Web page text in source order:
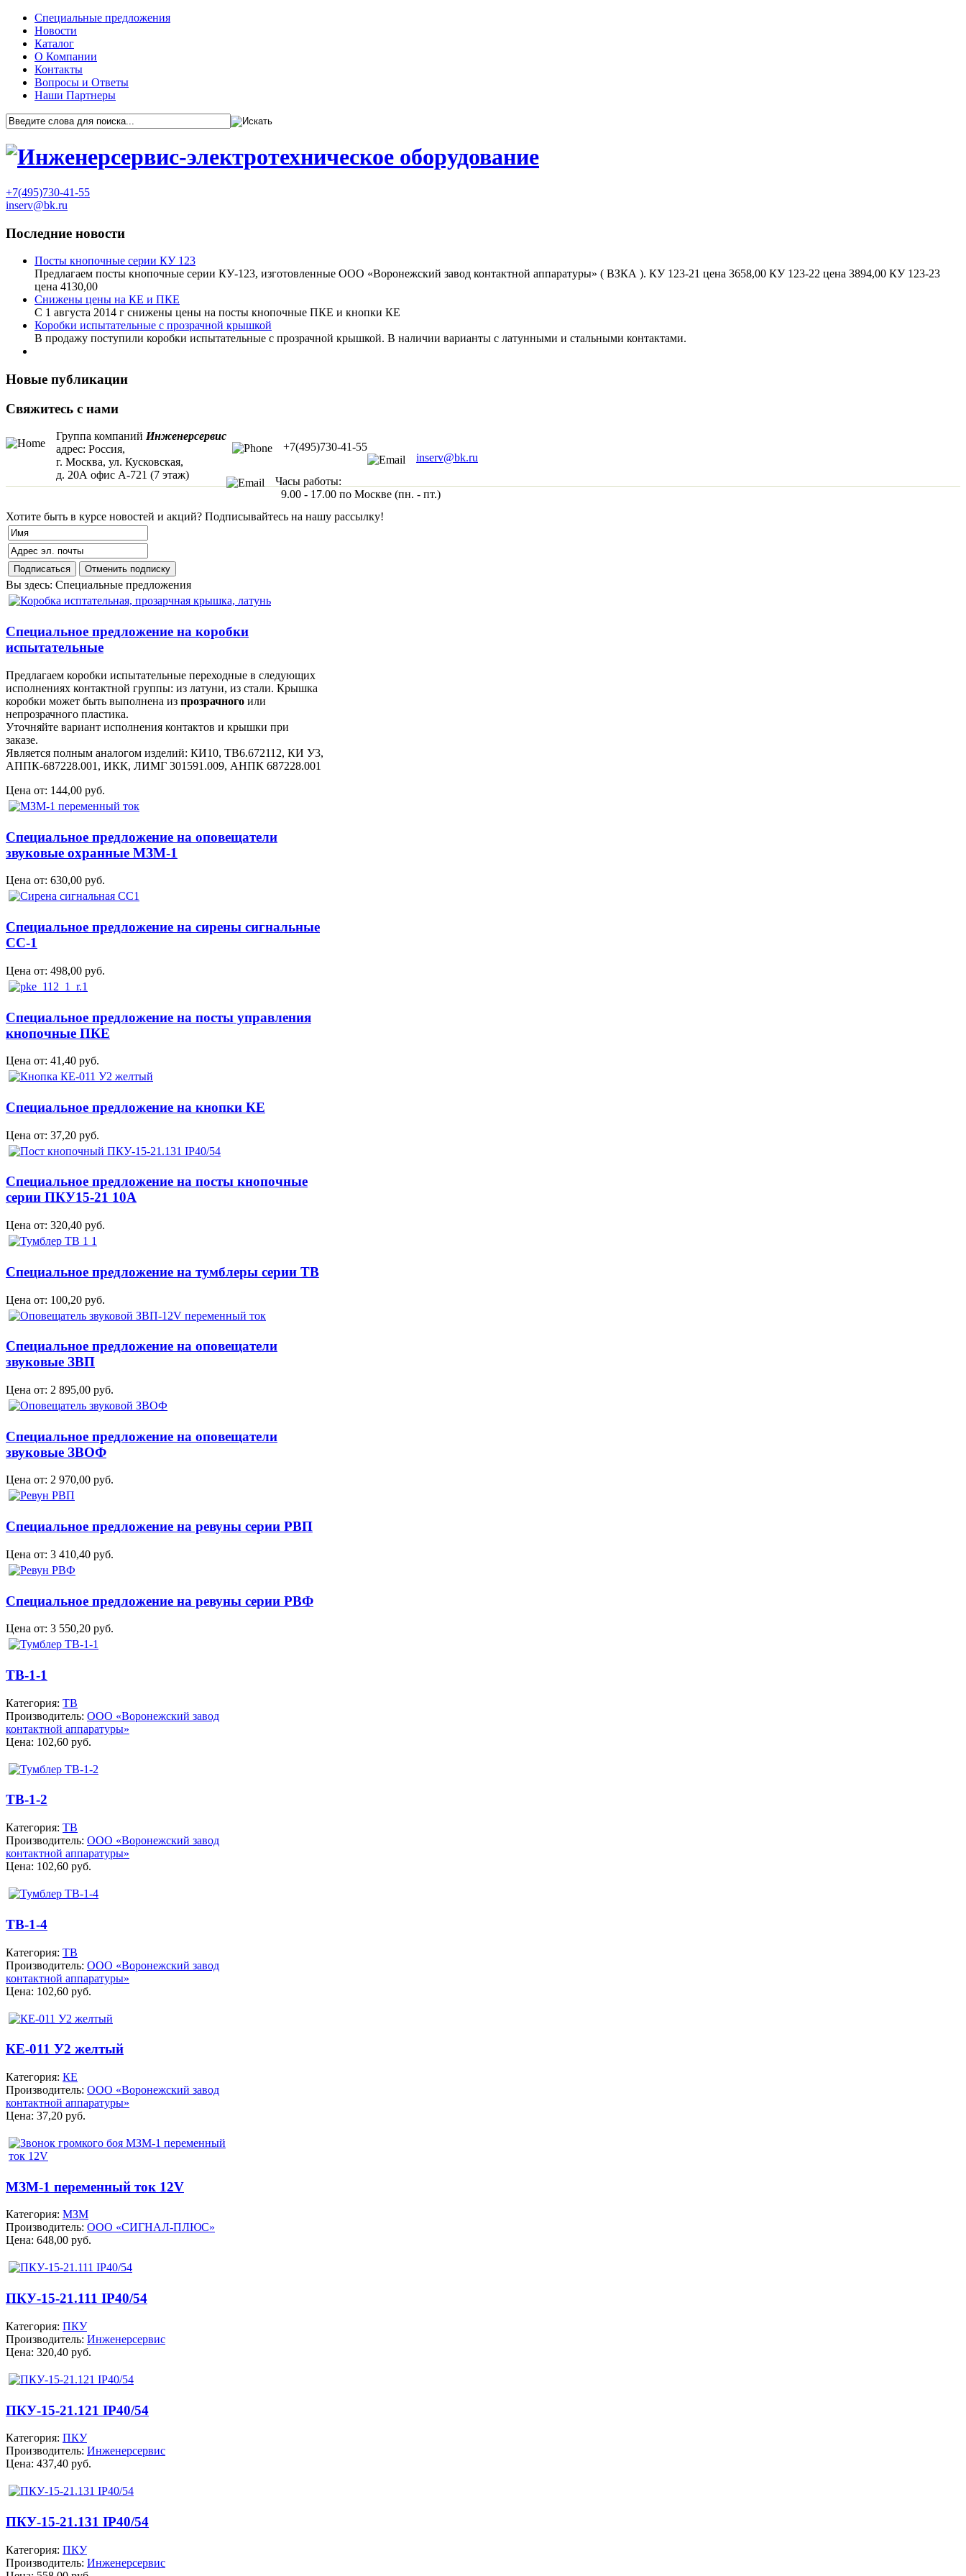
Специальные предложения
Новости
Каталог
О Компании
Контакты
Вопросы и Ответы
Наши Партнеры
+7(495)730-41-55
inserv@bk.ru
Последние новости
Посты кнопочные серии КУ 123
Предлагаем посты кнопочные серии КУ-123, изготовленные ООО «Воронежский завод контактной аппаратуры» ( ВЗКА ). КУ 123-21 цена 3658,00 КУ 123-22 цена 3894,00 КУ 123-23
цена 4130,00
Снижены цены на КЕ и ПКЕ
С 1 августа 2014 г снижены цены на посты кнопочные ПКЕ и кнопки КЕ
Коробки испытательные с прозрачной крышкой
В продажу поступили коробки испытательные с прозрачной крышкой. В наличии варианты с латунными и стальными контактами.
Новые публикации
Свяжитесь с нами
Группа компаний Инженерсервис
адрес: Россия,
г. Москва, ул. Кусковская,
д. 20А офис А-721 (7 этаж)
+7(495)730-41-55
inserv@bk.ru
Часы работы:
9.00 - 17.00 по Москве (пн. - пт.)
Хотите быть в курсе новостей и акций? Подписывайтесь на нашу рассылку!
Вы здесь: Специальные предложения
Специальное предложение на коробки
испытательные
Предлагаем коробки испытательные переходные в следующих
исполнениях контактной группы: из латуни, из стали. Крышка
коробки может быть выполнена из прозрачного или
непрозрачного пластика.
Уточняйте вариант исполнения контактов и крышки при
заказе.
Является полным аналогом изделий: КИ10, ТВ6.672112, КИ У3,
АППК-687228.001, ИКК, ЛИМГ 301591.009, АНПК 687228.001
Цена от: 144,00 руб.
Специальное предложение на оповещатели
звуковые охранные МЗМ-1
Цена от: 630,00 руб.
Специальное предложение на сирены сигнальные
СС-1
Цена от: 498,00 руб.
Специальное предложение на посты управления
кнопочные ПКЕ
Цена от: 41,40 руб.
Специальное предложение на кнопки КЕ
Цена от: 37,20 руб.
Специальное предложение на посты кнопочные
серии ПКУ15-21 10А
Цена от: 320,40 руб.
Cпециальное предложение на тумблеры серии ТВ
Цена от: 100,20 руб.
Специальное предложение на оповещатели
звуковые ЗВП
Цена от: 2 895,00 руб.
Специальное предложение на оповещатели
звуковые ЗВОФ
Цена от: 2 970,00 руб.
Специальное предложение на ревуны серии РВП
Цена от: 3 410,40 руб.
Специальное предложение на ревуны серии РВФ
Цена от: 3 550,20 руб.
ТВ-1-1
Категория: ТВ
Производитель: ООО «Воронежский завод
контактной аппаратуры»
Цена: 102,60 руб.
ТВ-1-2
Категория: ТВ
Производитель: ООО «Воронежский завод
контактной аппаратуры»
Цена: 102,60 руб.
ТВ-1-4
Категория: ТВ
Производитель: ООО «Воронежский завод
контактной аппаратуры»
Цена: 102,60 руб.
КЕ-011 У2 желтый
Категория: КЕ
Производитель: ООО «Воронежский завод
контактной аппаратуры»
Цена: 37,20 руб.
МЗМ-1 переменный ток 12V
Категория: МЗМ
Производитель: ООО «СИГНАЛ-ПЛЮС»
Цена: 648,00 руб.
ПКУ-15-21.111 IP40/54
Категория: ПКУ
Производитель: Инженерсервис
Цена: 320,40 руб.
ПКУ-15-21.121 IP40/54
Категория: ПКУ
Производитель: Инженерсервис
Цена: 437,40 руб.
ПКУ-15-21.131 IP40/54
Категория: ПКУ
Производитель: Инженерсервис